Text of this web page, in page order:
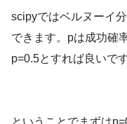
scipyではベルヌーイ
できます。pは成功確
p=0.5とすれば良いです
ということでまずは